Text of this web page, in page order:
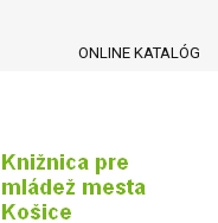
ONLINE KATALÓG